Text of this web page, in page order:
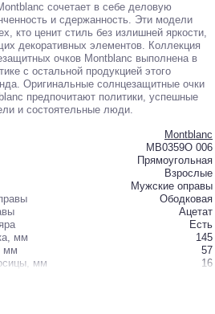
сочетает в себе деловую
и сдержанность. Эти модели
кто ценит стиль без излишней яркости,
декоративных элементов. Коллекция
очков Montblanc выполнена в
с остальной продукцией этого
Оригинальные солнцезащитные очки
предпочитают политики, успешные
и состоятельные люди.
Montblanc
MB0359O 006
Прямоугольная
Взрослые
Мужские оправы
Ободковая
Ацетат
Есть
мм
145
мм
57
мм
16